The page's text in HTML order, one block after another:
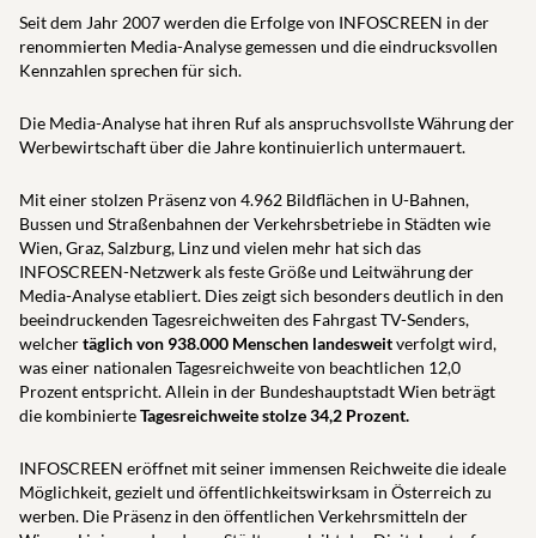
Seit dem Jahr 2007 werden die Erfolge von INFOSCREEN in der
renommierten Media-Analyse gemessen und die eindrucksvollen
Kennzahlen sprechen für sich.
Die Media-Analyse hat ihren Ruf als anspruchsvollste Währung der
Werbewirtschaft über die Jahre kontinuierlich untermauert.
Mit einer stolzen Präsenz von 4.962 Bildflächen in U-Bahnen,
Bussen und Straßenbahnen der Verkehrsbetriebe in Städten wie
Wien, Graz, Salzburg, Linz und vielen mehr hat sich das
INFOSCREEN-Netzwerk als feste Größe und Leitwährung der
Media-Analyse etabliert. Dies zeigt sich besonders deutlich in den
beeindruckenden Tagesreichweiten des Fahrgast TV-Senders,
welchertäglich von 938.000 Menschen landesweitverfolgt wird,
was einer nationalen Tagesreichweite von beachtlichen 12,0
Prozent entspricht. Allein in der Bundeshauptstadt Wien beträgt
die kombinierteTagesreichweite stolze 34,2 Prozent.
INFOSCREEN eröffnet mit seiner immensen Reichweite die ideale
Möglichkeit, gezielt und öffentlichkeitswirksam in Österreich zu
werben. Die Präsenz in den öffentlichen Verkehrsmitteln der